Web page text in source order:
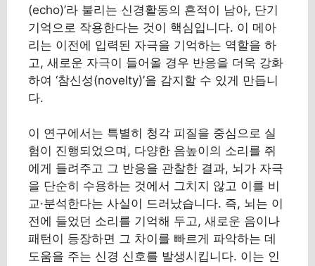
(echo)’라 불리는 신경활동의 흔적이 남아, 단기
기억으로 작용한다는 것이 핵심입니다. 이 메아
리는 이전에 입력된 자극을 기억하는 역할을 하
고, 새로운 자극이 들어올 경우 반응을 더욱 강화
하여 ‘참신성(novelty)’을 감지할 수 있게 만듭니
다.
이 연구에서는 특별히 청각 피질을 중심으로 실
험이 진행되었으며, 다양한 음높이의 소리를 쥐
에게 들려주고 그 반응을 관찰한 결과, 뇌가 자극
을 단순히 수용하는 것에서 그치지 않고 이를 비
교·분석한다는 사실이 드러났습니다. 즉, 뇌는 이
전에 들었던 소리를 기억해 두고, 새로운 음이나
패턴이 등장하면 그 차이를 빠르게 파악하는 데
도움을 주는 신경 신호를 발생시킵니다. 이는 인